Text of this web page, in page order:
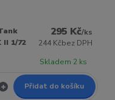
II 1/72
295 Kč/ks
244 Kčbez DPH
Skladem 2 ks
Přidat do košíku